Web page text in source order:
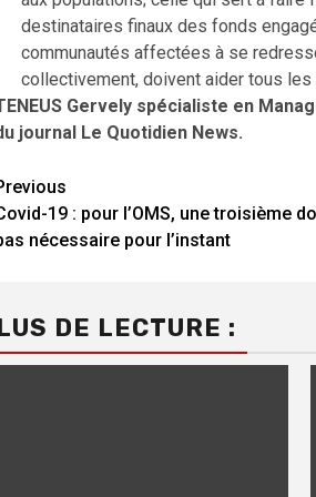
destinataires finaux des fonds
communautés affectées à se
collectivement, doivent aider tous les
Gervely spécialiste en
journal Le Quotidien News.
19 : pour l’OMS, une troisième
nécessaire pour l’instant
DE LECTURE :